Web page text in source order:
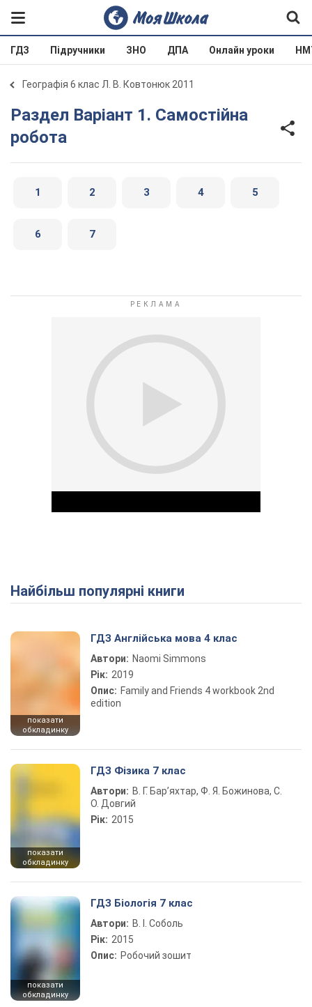
ГДЗ Підручники ЗНО ДПА Онлайн уроки
Географія 6 клас Л. В. Ковтонюк 2011
Раздел Варіант 1. Самостійна
робота
1 2 3 4 5
6 7
Play Video
Найбільш популярні книги
показати
обкладинку
ГДЗ Англійська мова 4 клас
Автори: Naomi Simmons
Рік: 2019
Опис: Family and Friends 4 workbook 2nd
edition
показати
обкладинку
ГДЗ Фізика 7 клас
Автори: В. Г. Бар’яхтар, Ф. Я. Божинова, С.
О. Довгий
Рік: 2015
показати
обкладинку
ГДЗ Біологія 7 клас
Автори: В. І. Соболь
Рік: 2015
Опис: Робочий зошит